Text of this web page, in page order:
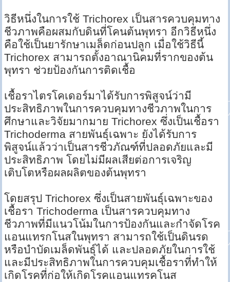
วิธีหนึ่งในการใช้ Trichorex เป็นสารควบคุมทาง
ชีวภาพคือผสมกับดินที่โคนต้นพุทรา อีกวิธีหนึ่ง
คือใช้เป็นยารักษาเมล็ดก่อนปลูก เมื่อใช้วิธีนี้
Trichorex สามารถตั้งอาณานิคมที่รากของต้น
พุทรา ช่วยป้องกันการติดเชื้อ
เชื้อราไตรโคเดอร์มาได้รับการพิสูจน์ว่ามี
ประสิทธิภาพในการควบคุมทางชีวภาพในการ
ศึกษาและวิจัยมากมาย Trichorex ซึ่งเป็นเชื้อรา
Trichoderma สายพันธุ์เฉพาะ ยังได้รับการ
พิสูจน์แล้วว่าเป็นสารชีวภัณฑ์ที่ปลอดภัยและมี
ประสิทธิภาพ โดยไม่มีผลเสียต่อการเจริญ
เติบโตหรือผลผลิตของต้นพุทรา
โดยสรุป Trichorex ซึ่งเป็นสายพันธุ์เฉพาะของ
เชื้อรา Trichoderma เป็นสารควบคุมทาง
ชีวภาพที่มีแนวโน้มในการป้องกันและกำจัดโรค
แอนแทรกโนสในพุทรา สามารถใช้เป็นดินรด
หรือบำบัดเมล็ดพันธุ์ได้ และปลอดภัยในการใช้
และมีประสิทธิภาพในการควบคุมเชื้อราที่ทำให้
เกิดโรคที่ก่อให้เกิดโรคแอนแทรคโนส